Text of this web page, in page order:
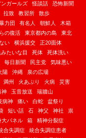
ガールズ 怪談話
恐怖新聞
拉致 教習所
散歩
力団 有名人 朝鮮人
木箱
の復活 東京都内の島
東北
い 横浜援交
正20面体
たいな目 死体
死体洗い
毎日新聞 民主党
気味悪い
陽 沖縄
泉の広場
満州 火あぶり 火病
災害
神 玉音放送
瑞牆山
病神 痛い 白蛇
盆祭り
短い話 石 神父 神社
祟
大パネル 箱
精神分裂症
合失調症
統合失調症患者